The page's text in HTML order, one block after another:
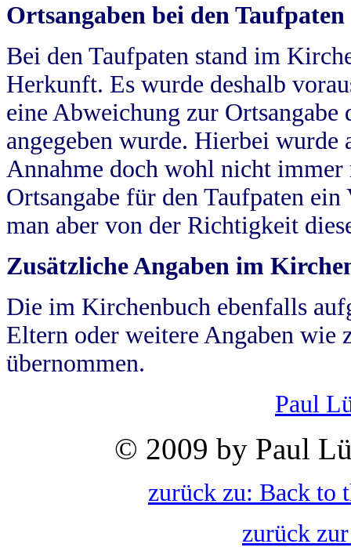
Ortsangaben bei den Taufpaten
Bei den Taufpaten stand im
Herkunft. Es wurde deshalb
eine Abweichung zur
angegeben wurde. Hierbei wurde
Annahme doch wohl nicht
Ortsangabe für den Taufpaten
man aber von der Richtigkeit
Zusätzliche Angaben im
Die im Kirchenbuch ebenfalls
Eltern oder weitere Angaben wie
übernommen.
Paul
© 2009 by Paul
zurück zu: Back to
zurück